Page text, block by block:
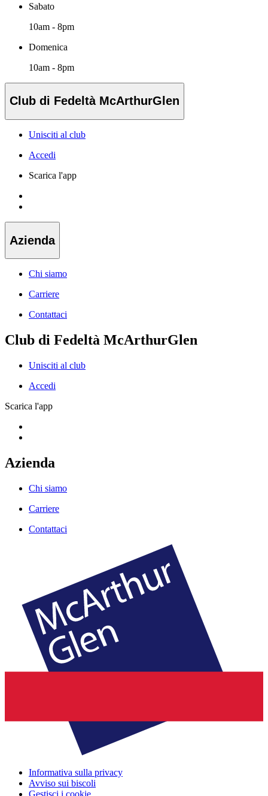
Sabato
10am - 8pm
Domenica
10am - 8pm
Club di Fedeltà McArthurGlen
Unisciti al club
Accedi
Scarica l'app
Azienda
Chi siamo
Carriere
Contattaci
Club di Fedeltà McArthurGlen
Unisciti al club
Accedi
Scarica l'app
Azienda
Chi siamo
Carriere
Contattaci
Informativa sulla privacy
Avviso sui biscoli
Gestisci i cookie